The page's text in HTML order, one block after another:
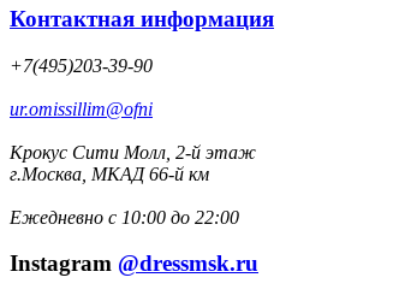
Контактная информация
+7(495)203-39-90
ur.omissillim@ofni
Крокус Сити Молл, 2-й этаж
г.Москва, МКАД 66-й км
Ежедневно с 10:00 до 22:00
Instagram @dressmsk.ru